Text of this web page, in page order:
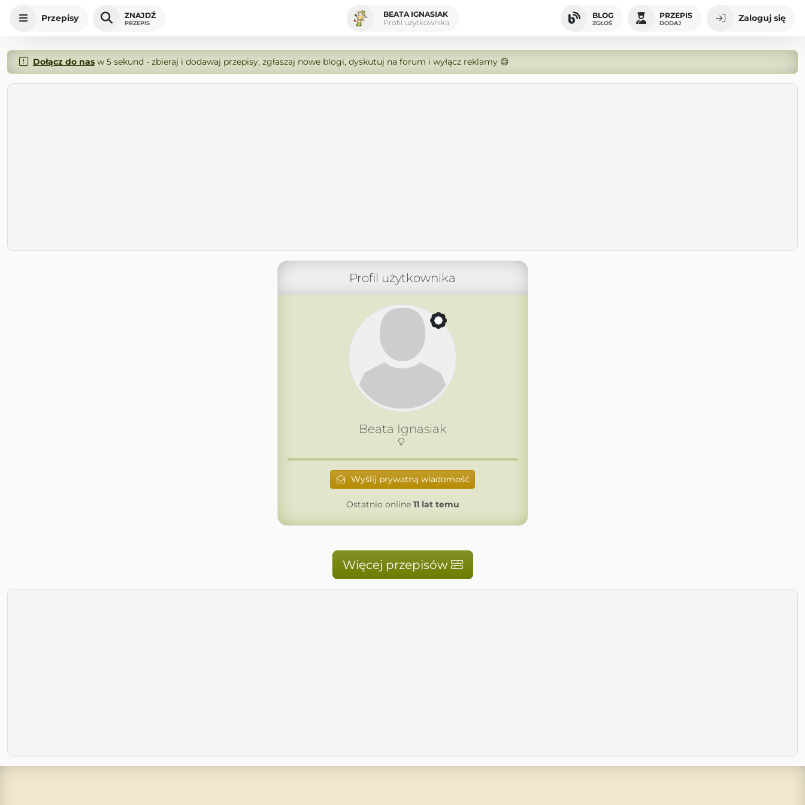
Przepisy ZNAJDŹ
PRZEPIS
BEATA IGNASIAK
Profil użytkownika
BLOG
ZGŁOŚ
PRZEPIS
DODAJ Zaloguj się
Dołącz do nasw 5 sekund - zbieraj i dodawaj przepisy, zgłaszaj nowe blogi, dyskutuj na forum i wyłącz reklamy 😄
Profil użytkownika
Beata Ignasiak
Wyślij prywatną wiadomość
Ostatnio online 11 lat temu
Więcej przepisów